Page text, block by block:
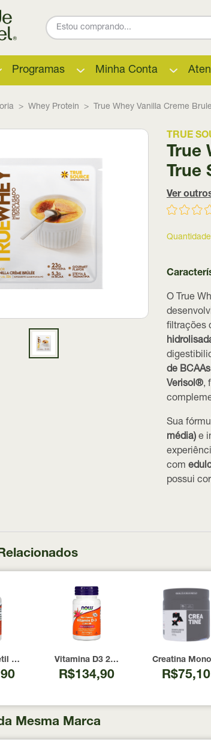
Programas Minha Conta
Whey Protein True Whey Vanilla Creme
TRUE
True
True
Ver
Quantidade
O True
filtrações
de BCAAs
Verisol®,
Sua
média) e
com
possui
Cisteína) 600mg NOW Foods 100 Cápsulas
Vitamina D3 2000 UI Now Foods 240
R$134,90
Creatina
R$75,10
Mesma Marca